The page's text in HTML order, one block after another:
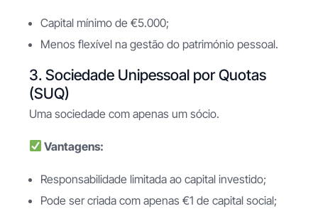
Capital mínimo de €5.000;
Menos flexível na gestão do património pessoal.
3. Sociedade Unipessoal por Quotas
(SUQ)
Uma sociedade com apenas um sócio.
Vantagens:
Responsabilidade limitada ao capital investido;
Pode ser criada com apenas €1 de capital social;